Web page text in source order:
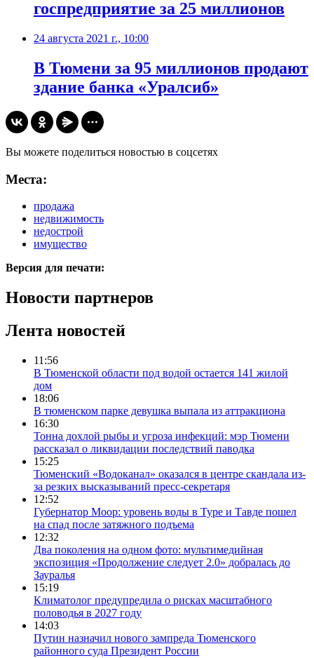
госпредприятие за 25 миллионов
24 августа 2021 г., 10:00
​В Тюмени за 95 миллионов продают
здание банка «Уралсиб»
Вы можете поделиться новостью в соцсетях
Места:
продажа
недвижимость
недострой
имущество
Версия для печати:
Новости партнеров
Лента новостей
11:56
В Тюменской области под водой остается 141 жилой
дом
18:06
В тюменском парке девушка выпала из аттракциона
16:30
Тонна дохлой рыбы и угроза инфекций: мэр Тюмени
рассказал о ликвидации последствий паводка
15:25
Тюменский «Водоканал» оказался в центре скандала из-
за резких высказываний пресс-секретаря
12:52
Губернатор Моор: уровень воды в Туре и Тавде пошел
на спад после затяжного подъема
12:32
Два поколения на одном фото: мультимедийная
экспозиция «Продолжение следует 2.0» добралась до
Зауралья
15:19
Климатолог предупредила о рисках масштабного
половодья в 2027 году
14:03
Путин назначил нового зампреда Тюменского
районного суда Президент России